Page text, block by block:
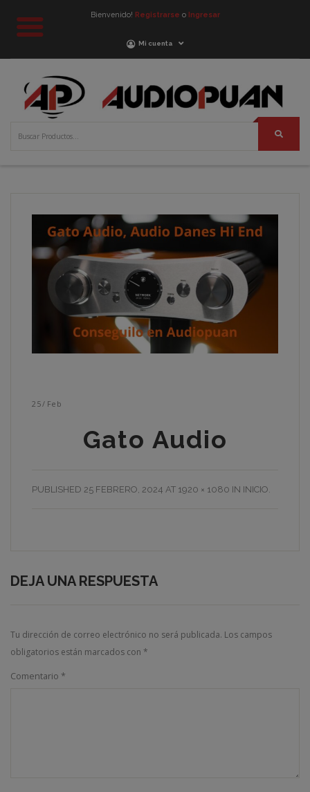
Bienvenido! Registrarse o Ingresar
Mi cuenta
25 / Feb
Gato Audio
PUBLISHED 25 FEBRERO, 2024 AT 1920 × 1080 IN INICIO
DEJA UNA RESPUESTA
Tu dirección de correo electrónico no será publicada. Los campos
obligatorios están marcados con *
Comentario *